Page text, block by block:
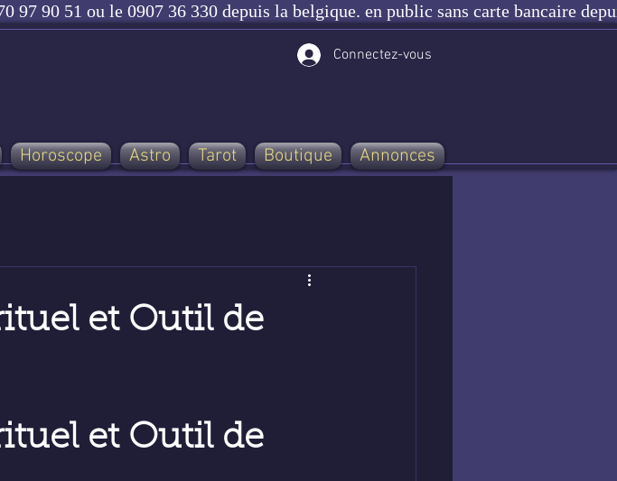
90 51 ou le 0907 36 330 depuis la belgique. en public sans carte bancaire
Connectez-vous
Horoscope Astro Tarot Boutique Annonces
et Outil de
et Outil de